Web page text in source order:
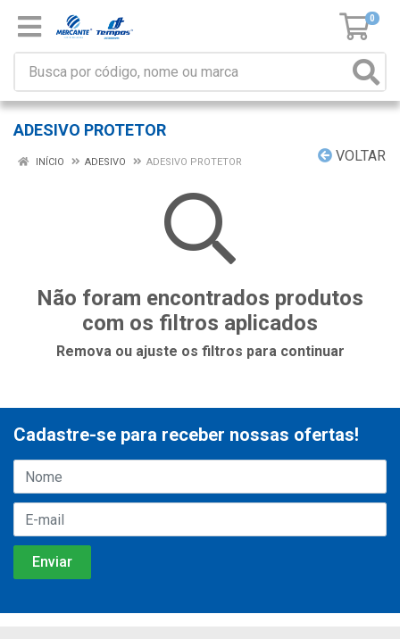
0
ADESIVO PROTETOR
VOLTAR
INÍCIO ADESIVO ADESIVO PROTETOR
Não foram encontrados produtos
com os filtros aplicados
Remova ou ajuste os filtros para continuar
Cadastre-se para receber nossas ofertas!